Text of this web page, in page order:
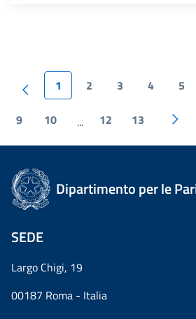
1 2 3 4 5
9 10 ... 12 13
Dipartimento per le
SEDE
Largo Chigi, 19
00187 Roma - Italia